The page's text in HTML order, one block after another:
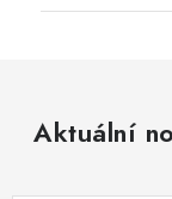
Aktuální